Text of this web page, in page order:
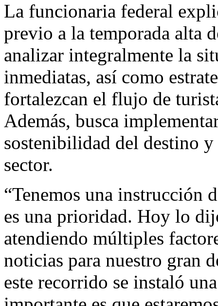
La funcionaria federal
previo a la temporada alta
analizar integralmente la
inmediatas, así como
fortalezcan el flujo de
Además, busca
sostenibilidad del destino y
sector.
“Tenemos una instrucción
es una prioridad. Hoy lo
atendiendo múltiples
noticias para nuestro gran
este recorrido se instaló